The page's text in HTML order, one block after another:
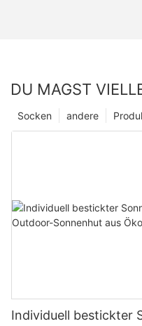
DU MAGST
andere
Socken
Individuell bestickter